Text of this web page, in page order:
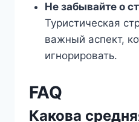
Не забывайте о
Туристическая
важный аспект,
игнорировать.
FAQ
Какова